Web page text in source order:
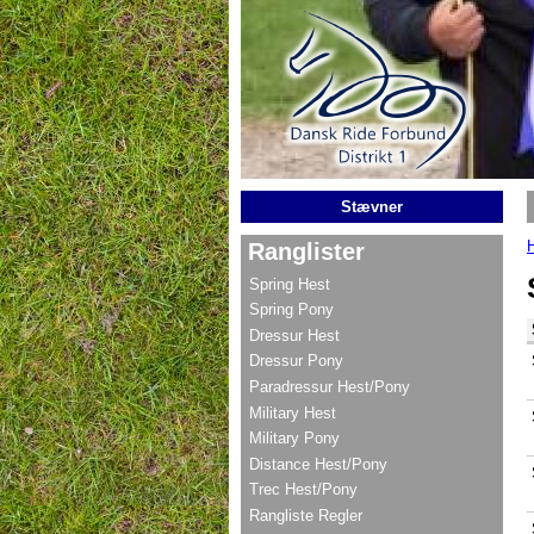
Gå til hovedindhold
Stævner
Ranglister
Spring Hest
Spring Pony
Dressur Hest
Dressur Pony
Paradressur Hest/Pony
Military Hest
Military Pony
Distance Hest/Pony
Trec Hest/Pony
Rangliste Regler